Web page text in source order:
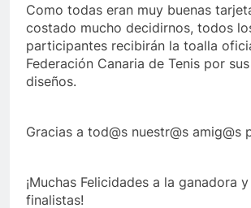
Como todas eran muy buenas
costado mucho decidirnos, todos
participantes recibirán la toalla
Federación Canaria de Tenis por
diseños.
Gracias a tod@s nuestr@s
¡Muchas Felicidades a la ganadora
finalistas!